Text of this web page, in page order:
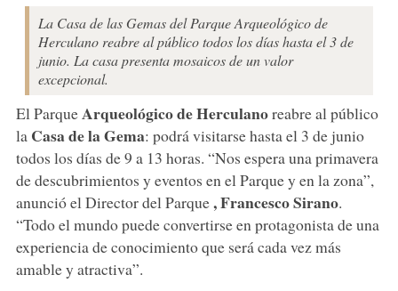
La Casa de las Gemas del Parque Arqueológico de
Herculano reabre al público todos los días hasta el 3 de
junio. La casa presenta mosaicos de un valor
excepcional.
El ParqueArqueológico de Herculanoreabre al público
la Casa de la Gema: podrá visitarse hasta el 3 de junio
todos los días de 9 a 13 horas. “Nos espera una primavera
de descubrimientos y eventos en el Parque y en la zona”,
anunció el Director del Parque, Francesco Sirano.
“Todo el mundo puede convertirse en protagonista de una
experiencia de conocimiento que será cada vez más
amable y atractiva”.